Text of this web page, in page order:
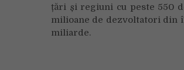
țări și regiuni cu peste 550
milioane de dezvoltatori din
miliarde.